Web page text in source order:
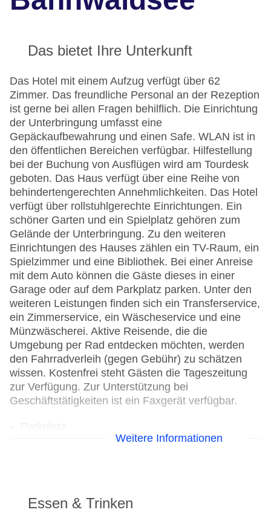
Das bietet Ihre Unterkunft
Das Hotel mit einem Aufzug verfügt über 62
Zimmer. Das freundliche Personal an der Rezeption
ist gerne bei allen Fragen behilflich. Die Einrichtung
der Unterbringung umfasst eine
Gepäckaufbewahrung und einen Safe. WLAN ist in
den öffentlichen Bereichen verfügbar. Hilfestellung
bei der Buchung von Ausflügen wird am Tourdesk
geboten. Das Haus verfügt über eine Reihe von
behindertengerechten Annehmlichkeiten. Das Hotel
verfügt über rollstuhlgerechte Einrichtungen. Ein
schöner Garten und ein Spielplatz gehören zum
Gelände der Unterbringung. Zu den weiteren
Einrichtungen des Hauses zählen ein TV-Raum, ein
Spielzimmer und eine Bibliothek. Bei einer Anreise
mit dem Auto können die Gäste dieses in einer
Garage oder auf dem Parkplatz parken. Unter den
weiteren Leistungen finden sich ein Transferservice,
ein Zimmerservice, ein Wäscheservice und eine
Münzwäscherei. Aktive Reisende, die die
Umgebung per Rad entdecken möchten, werden
den Fahrradverleih (gegen Gebühr) zu schätzen
wissen. Kostenfrei steht Gästen die Tageszeitung
zur Verfügung. Zur Unterstützung bei
Geschäftstätigkeiten ist ein Faxgerät verfügbar.
Check-in von: 15:00:00
Hotelsafe
WLAN/WiFi im Hotel
Weitere Informationen
Essen & Trinken